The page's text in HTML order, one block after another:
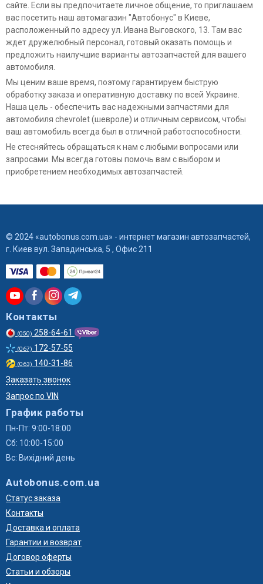
сайте. Если вы предпочитаете личное общение, то приглашаем
вас посетить наш автомагазин "Автобонус" в Киеве,
расположенный по адресу ул. Ивана Выговского, 13. Там вас
ждет дружелюбный персонал, готовый оказать помощь и
предложить наилучшие варианты автозапчастей для вашего
автомобиля.
Мы ценим ваше время, поэтому гарантируем быструю
обработку заказа и оперативную доставку по всей Украине.
Наша цель - обеспечить вас надежными запчастями для
автомобиля chevrolet (шевроле) и отличным сервисом, чтобы
ваш автомобиль всегда был в отличной работоспособности.
Не стесняйтесь обращаться к нам с любыми вопросами или
запросами. Мы всегда готовы помочь вам с выбором и
приобретением необходимых автозапчастей.
© 2024 «autobonus.com.ua» - интернет магазин автозапчастей,
г. Киев вул. Западинська, 5 , Офис 211
Контакты
(050) 258-64-61
(067) 172-57-55
(063) 140-31-86
Заказать звонок
Запрос по VIN
График работы
Пн-Пт: 9:00-18:00
Сб: 10:00-15:00
Вс: Вихідний день
Autobonus.com.ua
Статус заказа
Контакты
Доставка и оплата
Гарантии и возврат
Договор оферты
Статьи и обзоры